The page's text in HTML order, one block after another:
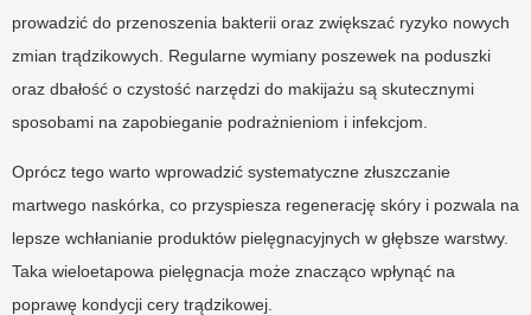
prowadzić do przenoszenia bakterii oraz zwiększać ryzyko nowych
zmian trądzikowych. Regularne wymiany poszewek na poduszki
oraz dbałość o czystość narzędzi do makijażu są skutecznymi
sposobami na zapobieganie podrażnieniom i infekcjom.
Oprócz tego warto wprowadzić systematyczne złuszczanie
martwego naskórka, co przyspiesza regenerację skóry i pozwala na
lepsze wchłanianie produktów pielęgnacyjnych w głębsze warstwy.
Taka wieloetapowa pielęgnacja może znacząco wpłynąć na
poprawę kondycji cery trądzikowej.